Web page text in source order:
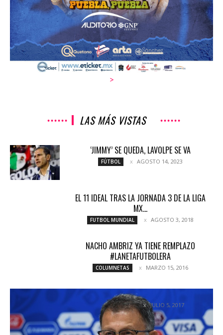
>
LAS MÁS VISTAS
‘JIMMY’ SE QUEDA, LAVOLPE SE VA
FÚTBOL AGOSTO 14, 2023
EL 11 IDEAL TRAS LA JORNADA 3 DE LA LIGA
MX...
FUTBOL MUNDIAL AGOSTO 3, 2018
NACHO AMBRIZ YA TIENE REMPLAZO
#LANETAFUTBOLERA
COLUMNETAS MARZO 15, 2016
¿SE VA O SE QUEDA?
COLUMNETAS JULIO 5, 2017